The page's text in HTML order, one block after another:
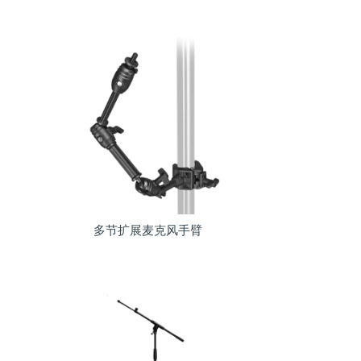
多节扩展麦克风手臂